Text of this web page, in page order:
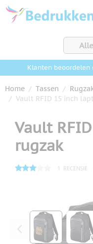
Ga naar de inhoud
Klanten beoordelen
Home / Tassen /
/ Vault RFID 15 inch
Vault
rugzak
1 RECENSIE
Hoofdafbeelding
Klik om afbeelding
View larger